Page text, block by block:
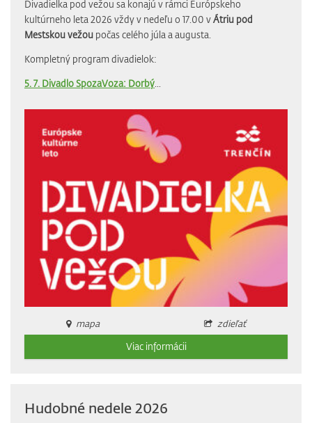
Divadielka pod vežou sa konajú v rámci Európskeho
kultúrneho leta 2026 vždy v nedeľu o 17.00 vÁtriu pod
Mestskou vežou počas celého júla a augusta.
Kompletný program divadielok:
5. 7. Divadlo SpozaVoza: Dorbý
mapa
zdieľať
Viac informácii
Hudobné nedele 2026